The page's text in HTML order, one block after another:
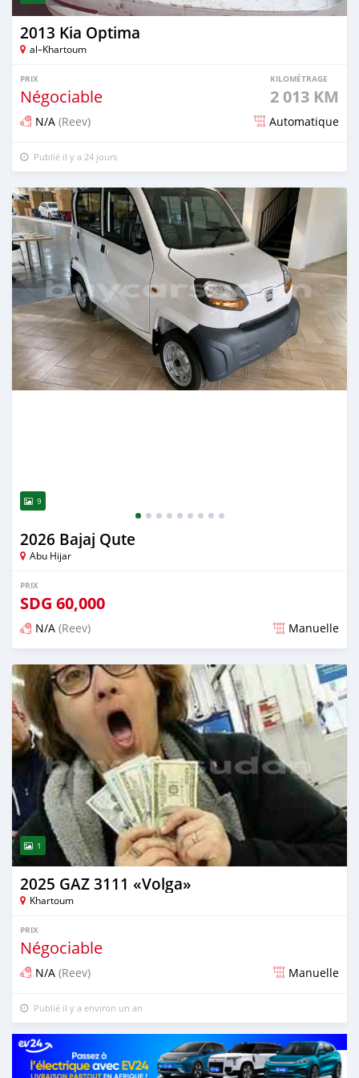
2013 Kia Optima
al–Khartoum
PRIX
Négociable
KILOMÉTRAGE
2 013 KM
N/A (Reev) Automatique
Publié il y a 24 jours
9
2026 Bajaj Qute
Abu Hijar
PRIX
SDG 60,000
N/A (Reev) Manuelle
Publié il y a 2 mois
1
2025 GAZ 3111 «Volga»
Khartoum
PRIX
Négociable
N/A (Reev) Manuelle
Publié il y a environ un an